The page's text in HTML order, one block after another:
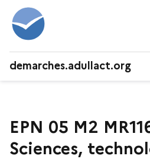
demarches.adullact.org
EPN 05 M2
Sciences,